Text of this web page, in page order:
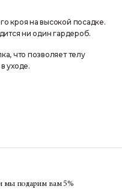
кроя на высокой посадке.
ни один гардероб.
что позволяет телу
уходе.
мы подарим вам 5%